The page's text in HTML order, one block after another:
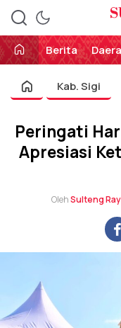
Berita
Kab. Sigi
Peringati
Apresiasi
OlehSulteng